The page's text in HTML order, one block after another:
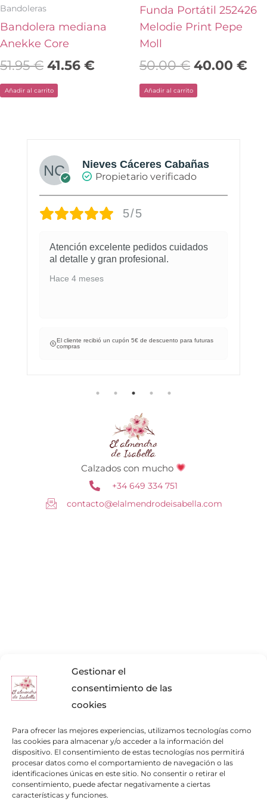
Gestionar el
consentimiento de las
cookies
Para ofrecer las mejores experiencias, utilizamos tecnologías como
las cookies para almacenar y/o acceder a la información del
dispositivo. El consentimiento de estas tecnologías nos permitirá
procesar datos como el comportamiento de navegación o las
identificaciones únicas en este sitio. No consentir o retirar el
consentimiento, puede afectar negativamente a ciertas
características y funciones.
Bandoleras
Bandolera mediana
Anekke Core
51.95€ 41.56 €
Añadir al carrito
Funda Portátil 252426
Melodie Print Pepe
Moll
50.00€ 40.00 €
Añadir al carrito
Nieves Cáceres Cabañas
Propietario verificado
5/5
Atención excelente pedidos cuidados
al detalle y gran profesional.
Hace 4 meses
El cliente recibió un cupón 5€ de descuento para futuras
compras
Calzados con mucho
+34 649 334 751
contacto@elalmendrodeisabella.com